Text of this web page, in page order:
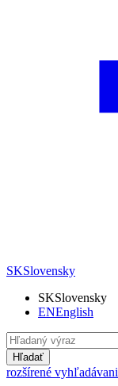
SKSlovensky
SKSlovensky
ENEnglish
Hľadať
rozšírené